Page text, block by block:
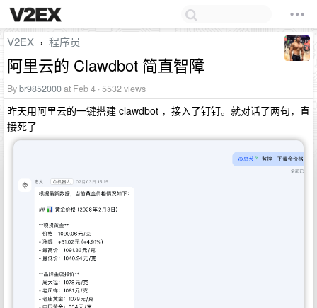
V2EX › 程序员
阿里云的 Clawdbot 简直智障
Bybr9852000at Feb 4 · 5532 views
昨天用阿里云的一键搭建 clawdbot ，接入了钉钉。就对话了两句，直
接死了